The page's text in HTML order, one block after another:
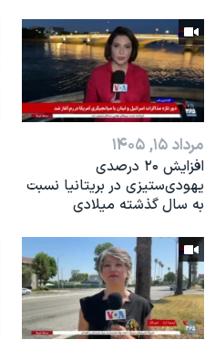
مرداد ۱۵, ۱۴۰۵
افزایش ۲۰ درصدی
یهودی‌ستیزی در بریتانیا نسبت
به سال گذشته میلادی